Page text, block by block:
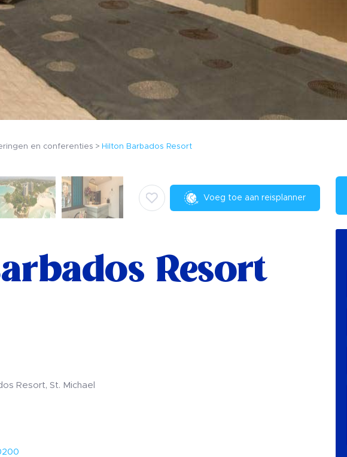
en conferenties Hilton Barbados Resort
Voeg toe aan reisplanner
Resort
Resort, St. Michael